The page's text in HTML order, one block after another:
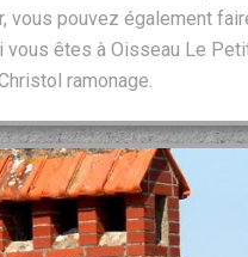
vous pouvez également
vous êtes à Oisseau Le
ramonage.